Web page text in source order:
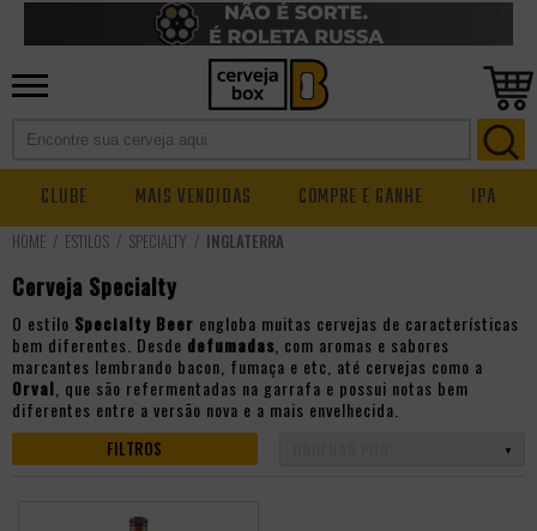
CLUBE MAIS VENDIDAS COMPRE E GANHE IPA
ESTILOS SPECIALTY INGLATERRA
Cerveja Specialty
O estilo Specialty Beer engloba muitas cervejas de características
bem diferentes. Desde defumadas , com aromas e sabores
marcantes lembrando bacon, fumaça e etc, até cervejas como a
Orval , que são refermentadas na garrafa e possui notas bem
diferentes entre a versão nova e a mais envelhecida.
FILTROS